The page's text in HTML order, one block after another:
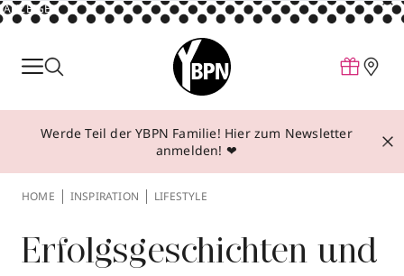
ANZEIGE
Parfum
Make-up
Behandlungen
Über YBPN
Werde Teil der YBPN Familie! Hier zum Newsletter
anmelden! ❤
HOME INSPIRATION LIFESTYLE
Erfolgsgeschichten und